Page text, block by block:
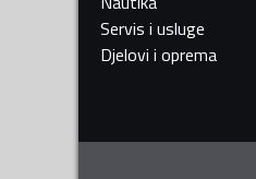
Servis i usluge
Djelovi i oprema